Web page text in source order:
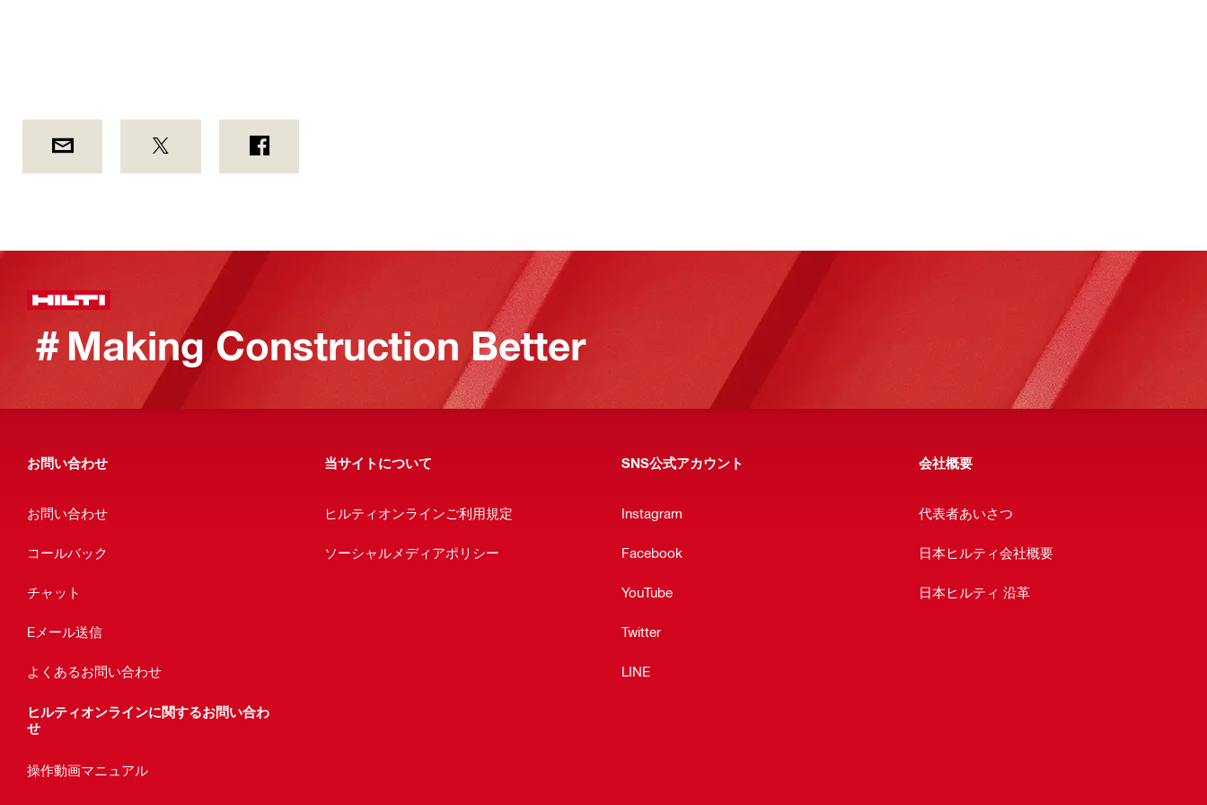
＃Making Construction Better
お問い合わせ
お問い合わせ
コールバック
チャット
Eメール送信
よくあるお問い合わせ
当サイトについて
ヒルティオンラインご利用規定
ソーシャルメディアポリシー
SNS公式アカウント
Instagram
Facebook
YouTube
Twitter
LINE
会社概要
代表者あいさつ
日本ヒルティ会社概要
日本ヒルティ 沿革
ヒルティオンラインに関するお問い合わ
せ
操作動画マニュアル